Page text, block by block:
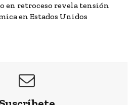
en retroceso revela tensión
en Estados Unidos